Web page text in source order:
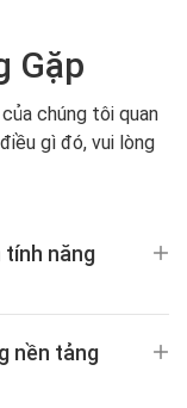
Gặp
chúng tôi quan
gì đó, vui lòng
tính năng
nền tảng